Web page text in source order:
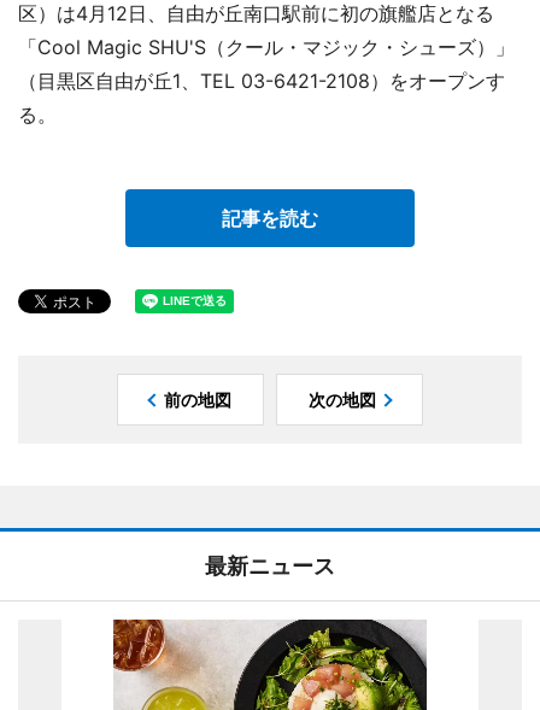
区）は4月12日、自由が丘南口駅前に初の旗艦店となる
「Cool Magic SHU'S（クール・マジック・シューズ）」
（目黒区自由が丘1、TEL 03-6421-2108）をオープンす
る。
記事を読む
前の地図 次の地図
最新ニュース